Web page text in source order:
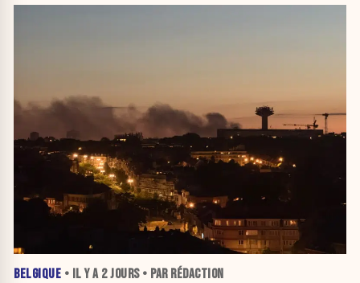
BELGIQUE • IL Y A 2 JOURS• PAR RÉDACTION